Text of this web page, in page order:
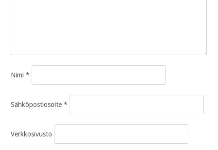
Nimi*
Sähköpostiosoite*
Verkkosivusto